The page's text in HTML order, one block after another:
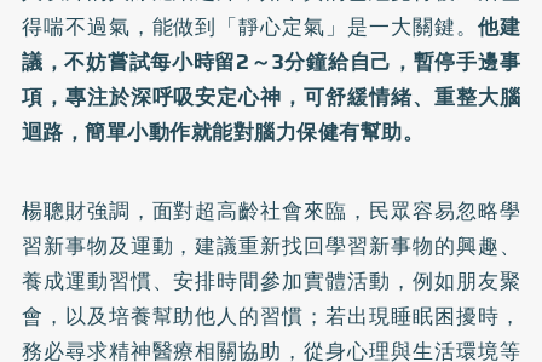
得喘不過氣，能做到「靜心定氣」是一大關鍵。 他建
議，不妨嘗試每小時留2～3分鐘給自己，暫停手邊事
項，專注於深呼吸安定心神，可舒緩情緒、重整大腦
迴路，簡單小動作就能對腦力保健有幫助。
楊聰財強調，面對超高齡社會來臨，民眾容易忽略學
習新事物及運動，建議重新找回學習新事物的興趣、
養成運動習慣、安排時間參加實體活動，例如朋友聚
會，以及培養幫助他人的習慣；若出現睡眠困擾時，
務必尋求精神醫療相關協助，從身心理與生活環境等